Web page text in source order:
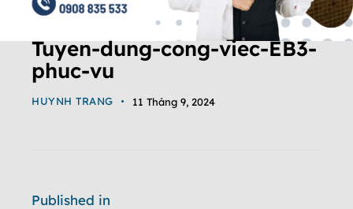
Tuyen-dung-cong-viec-EB3-
phuc-vu
HUYNH TRANG 11 Tháng 9, 2024
Published in